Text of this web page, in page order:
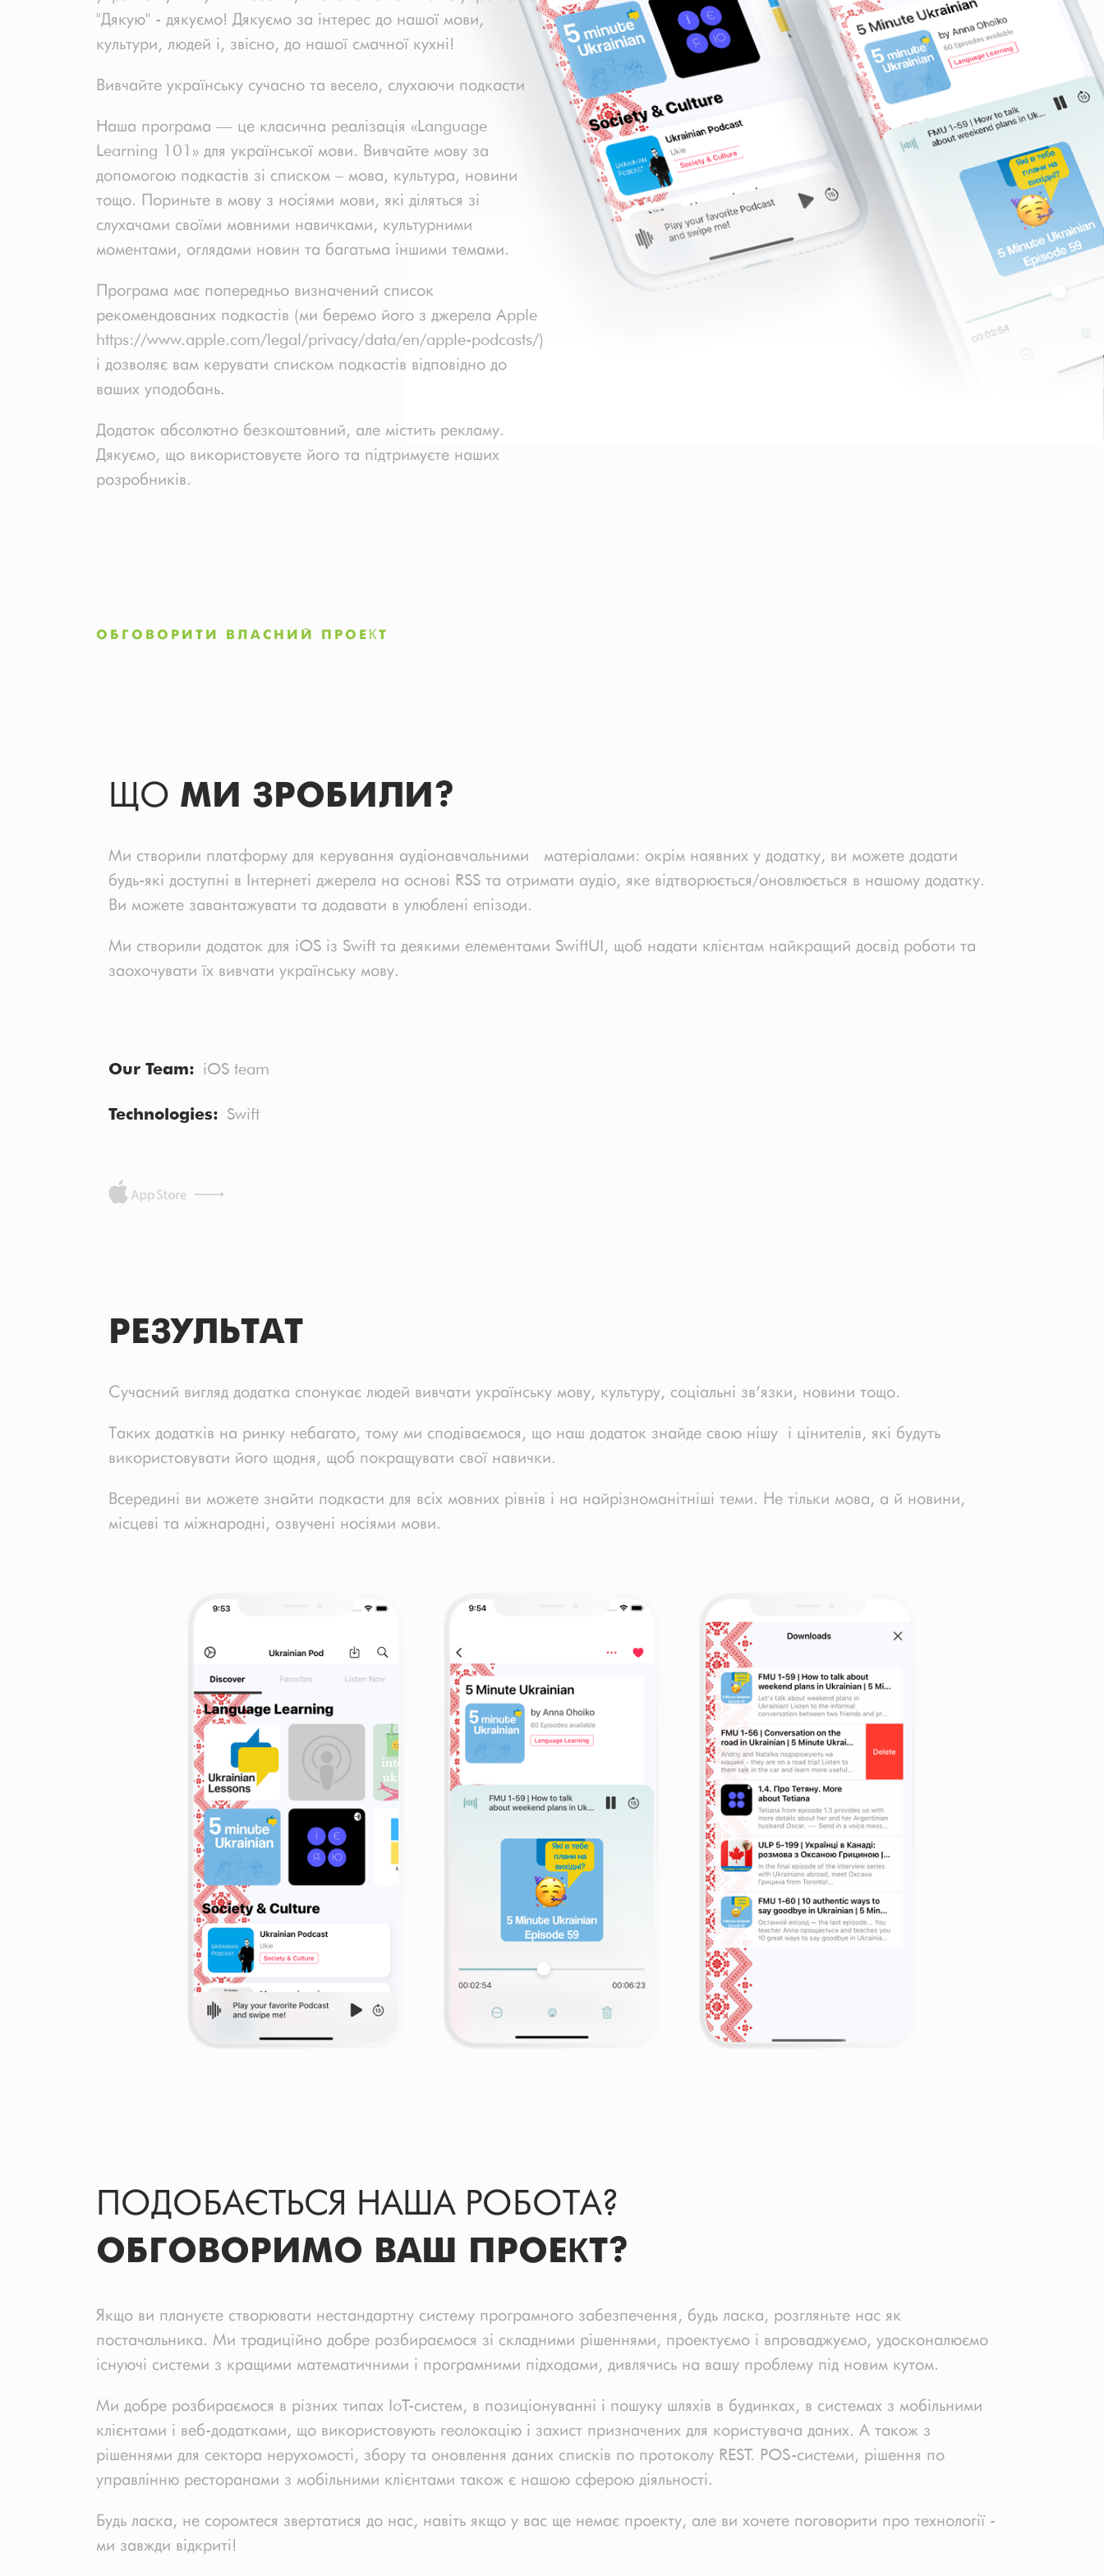
"Дякую" - дякуємо! Дякуємо за інтерес до нашої мови,
культури, людей і, звісно, до нашої смачної кухні!
Вивчайте українську сучасно та весело, слухаючи подкасти
Наша програма — це класична реалізація «Language
Learning 101» для української мови. Вивчайте мову за
допомогою подкастів зі списком – мова, культура, новини
тощо. Пориньте в мову з носіями мови, які діляться зі
слухачами своїми мовними навичками, культурними
моментами, оглядами новин та багатьма іншими темами.
Програма має попередньо визначений список
рекомендованих подкастів (ми беремо його з джерела Apple
https://www.apple.com/legal/privacy/data/en/apple-podcasts/)
і дозволяє вам керувати списком подкастів відповідно до
ваших уподобань.
Додаток абсолютно безкоштовний, але містить рекламу.
Дякуємо, що використовуєте його та підтримуєте наших
розробників.
ОБГОВОРИТИ ВЛАСНИЙ ПРОЕКТ
ЩО МИ ЗРОБИЛИ?
Ми створили платформу для керування аудіонавчальними матеріалами: окрім наявних у додатку, ви можете додати
будь-які доступні в Інтернеті джерела на основі RSS та отримати аудіо, яке відтворюється/оновлюється в нашому додатку.
Ви можете завантажувати та додавати в улюблені епізоди.
Ми створили додаток для iOS із Swift та деякими елементами SwiftUI, щоб надати клієнтам найкращий досвід роботи та
заохочувати їх вивчати українську мову.
Our Team iOS team
Technologies Swift
РЕЗУЛЬТАТ
Сучасний вигляд додатка спонукає людей вивчати українську мову, культуру, соціальні зв’язки, новини тощо.
Таких додатків на ринку небагато, тому ми сподіваємося, що наш додаток знайде свою нішу і цінителів, які будуть
використовувати його щодня, щоб покращувати свої навички.
Всередині ви можете знайти подкасти для всіх мовних рівнів і на найрізноманітніші теми. Не тільки мова, а й новини,
місцеві та міжнародні, озвучені носіями мови.
ПОДОБАЄТЬСЯ НАША РОБОТА?
ОБГОВОРИМО ВАШ ПРОЕКТ?
Якщо ви плануєте створювати нестандартну систему програмного забезпечення, будь ласка, розгляньте нас як
постачальника. Ми традиційно добре розбираємося зі складними рішеннями, проектуємо і впроваджуємо, удосконалюємо
існуючі системи з кращими математичними і програмними підходами, дивлячись на вашу проблему під новим кутом.
Ми добре розбираємося в різних типах IoT-систем, в позиціонуванні і пошуку шляхів в будинках, в системах з мобільними
клієнтами і веб-додатками, що використовують геолокацію і захист призначених для користувача даних. А також з
рішеннями для сектора нерухомості, збору та оновлення даних списків по протоколу REST. POS-системи, рішення по
управлінню ресторанами з мобільними клієнтами також є нашою сферою діяльності.
Будь ласка, не соромтеся звертатися до нас, навіть якщо у вас ще немає проекту, але ви хочете поговорити про технології -
ми завжди відкриті!